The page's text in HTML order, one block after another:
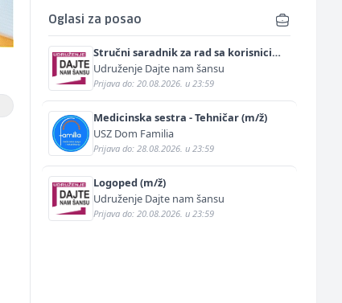
Oglasi za posao
Stručni saradnik za rad sa korisnicima
(m/ž)
Udruženje Dajte nam šansu
Prijava do: 20.08.2026. u 23:59
Medicinska sestra - Tehničar (m/ž)
USZ Dom Familia
Prijava do: 28.08.2026. u 23:59
Logoped (m/ž)
Udruženje Dajte nam šansu
Prijava do: 20.08.2026. u 23:59